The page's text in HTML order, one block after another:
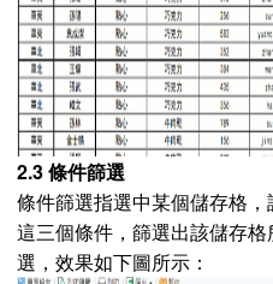
2.3 條件篩選
條件篩選指選中某個儲存格
這三個條件，篩選出該儲存
選，效果如下圖所示：